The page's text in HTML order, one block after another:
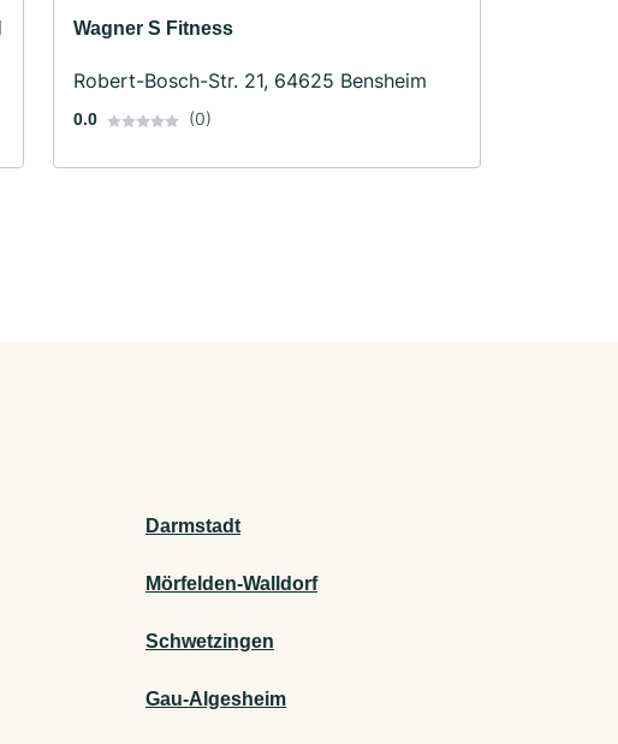
Wagner S Fitness
Robert-Bosch-Str. 21, 64625 Bensheim
0.0 (0)
Darmstadt
Mörfelden-Walldorf
Schwetzingen
Gau-Algesheim